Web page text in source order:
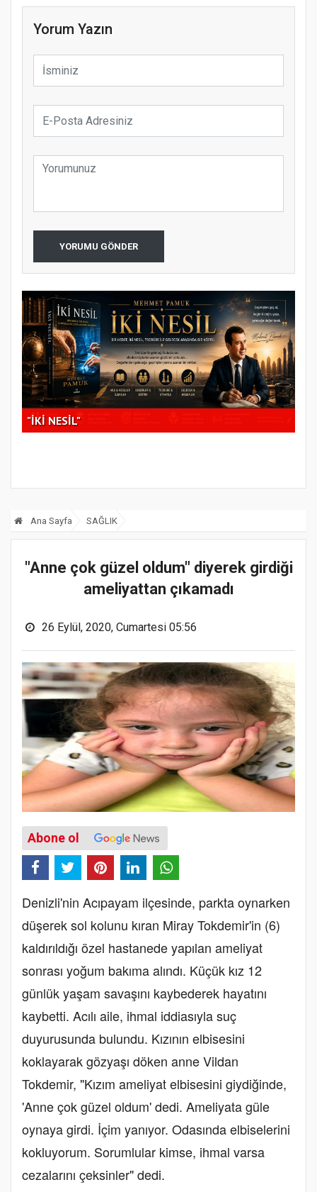
Yorum Yazın
YORUMU GÖNDER
"İKİ NESİL"
Ana Sayfa SAĞLIK
"Anne çok güzel oldum" diyerek girdiği
ameliyattan çıkamadı
26 Eylül, 2020, Cumartesi 05:56
Abone ol
Denizli'nin Acıpayam ilçesinde, parkta oynarken
düşerek sol kolunu kıran Miray Tokdemir'in (6)
kaldırıldığı özel hastanede yapılan ameliyat
sonrası yoğum bakıma alındı. Küçük kız 12
günlük yaşam savaşını kaybederek hayatını
kaybetti. Acılı aile, ihmal iddiasıyla suç
duyurusunda bulundu. Kızının elbisesini
koklayarak gözyaşı döken anne Vildan
Tokdemir, "Kızım ameliyat elbisesini giydiğinde,
'Anne çok güzel oldum' dedi. Ameliyata güle
oynaya girdi. İçim yanıyor. Odasında elbiselerini
kokluyorum. Sorumlular kimse, ihmal varsa
cezalarını çeksinler" dedi.